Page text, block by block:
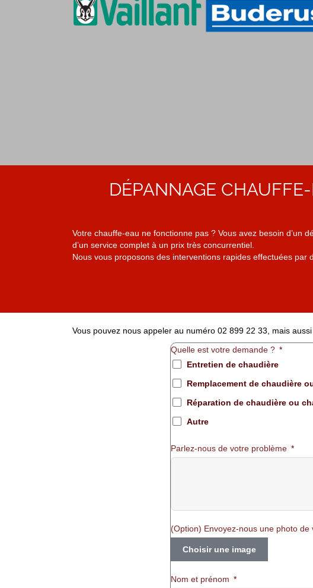
DÉPANNAGE
Votre chauffe-eau ne fonctionne pas ? Vous avez besoin d’un
d’un service complet à un prix très concurrentiel.
Nous vous proposons des interventions rapides effectuées
Vous pouvez nous appeler au numéro 02 899 22 33, mais
Quelle est votre demande ?
Entretien de chaudière
Remplacement de chaudière
Réparation de chaudière ou
Autre
Parlez-nous de votre problème
(Option) Envoyez-nous une photo
Choisir une image
Nom et prénom